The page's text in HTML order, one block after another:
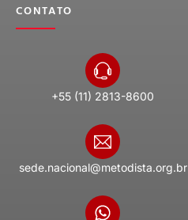
CONTATO
+55 (11) 2813-8600
sede.nacional@metodista.org.br